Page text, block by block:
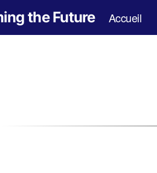
the Future Accueil